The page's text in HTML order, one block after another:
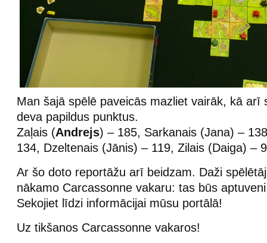
Man šajā spēlē paveicās mazliet vairāk, kā arī
deva papildus punktus.
Zaļais (Andrejs) – 185, Sarkanais (Jana) –
134, Dzeltenais (Jānis) – 119, Zilais (Daiga) –
Ar šo doto reportāžu arī beidzam. Daži
nākamo Carcassonne vakaru: tas būs
Sekojiet līdzi informācijai mūsu portālā!
Uz tikšanos Carcassonne vakaros!